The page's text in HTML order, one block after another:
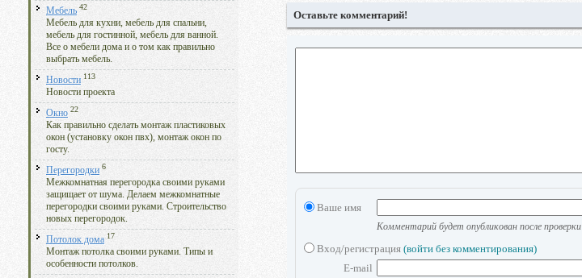
Мебель 42
Мебель для кухни, мебель для спальни,
мебель для гостинной, мебель для ванной.
Все о мебели дома и о том как правильно
выбрать мебель.
Новости 113
Новости проекта
Окно 22
Как правильно сделать монтаж пластиковых
окон (установку окон пвх), монтаж окон по
госту.
Перегородки 6
Межкомнатная перегородка своими руками
защищает от шума. Делаем межкомнатные
перегородки своими руками. Строительство
новых перегородок.
Потолок дома 17
Монтаж потолка своими руками. Типы и
особенности потолков.
Оставьте комментарий!
Ваше имя
Комментарий будет опубликован после проверки
Вход/регистрация (войти без комментирования)
E-mail